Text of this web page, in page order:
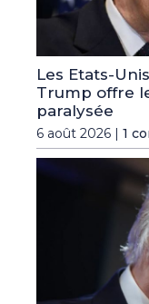
Les Etats-
Trump offre
paralysée
6 août 2026 | 1